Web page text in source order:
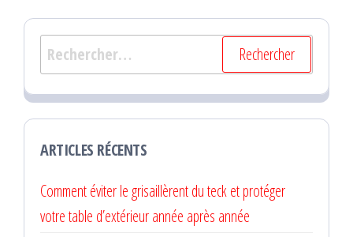
Rechercher :
ARTICLES RÉCENTS
Comment éviter le grisaillèrent du teck et protéger
votre table d’extérieur année après année